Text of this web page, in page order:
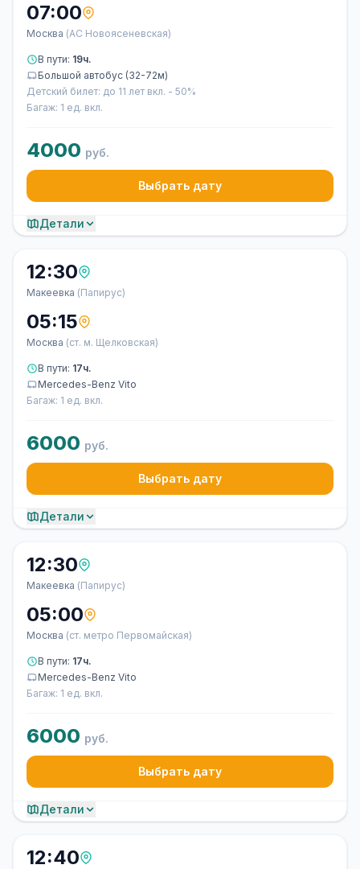
07:00
Москва (АС Новоясеневская)
В пути: 19ч.
Большой автобус (32-72м)
Детский билет: до 11 лет вкл. - 50%
Багаж: 1 ед. вкл.
4000 руб.
Выбрать дату
Детали
12:30
Макеевка (Папирус)
05:15
Москва (ст. м. Щелковская)
В пути: 17ч.
Mercedes-Benz Vito
Багаж: 1 ед. вкл.
6000 руб.
Выбрать дату
Детали
12:30
Макеевка (Папирус)
05:00
Москва (ст. метро Первомайская)
В пути: 17ч.
Mercedes-Benz Vito
Багаж: 1 ед. вкл.
6000 руб.
Выбрать дату
Детали
12:40